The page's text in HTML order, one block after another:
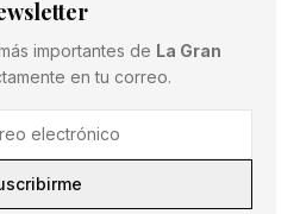
importantes de La Gran
en tu correo.